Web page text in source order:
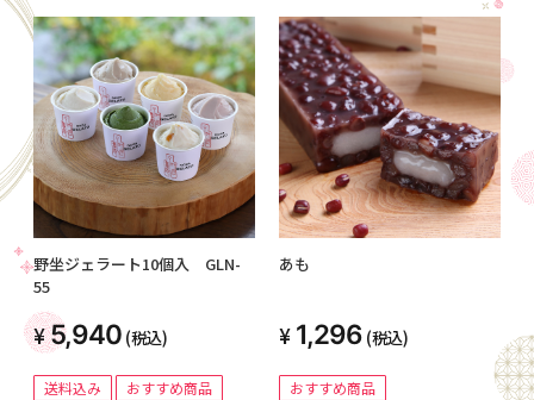
野坐ジェラート10個入 GLN-
55
5,940 (税込)
送料込み おすすめ商品
あも
1,296 (税込)
おすすめ商品